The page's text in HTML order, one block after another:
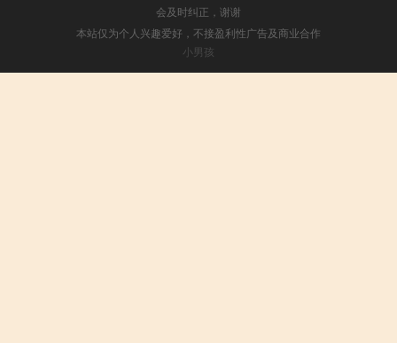
会及时纠正，谢谢
本站仅为个人兴趣爱好，不接盈利性广告及商业合作
小男孩